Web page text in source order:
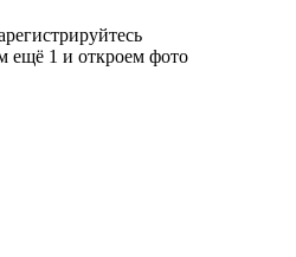
ещё 1 и откроем фото